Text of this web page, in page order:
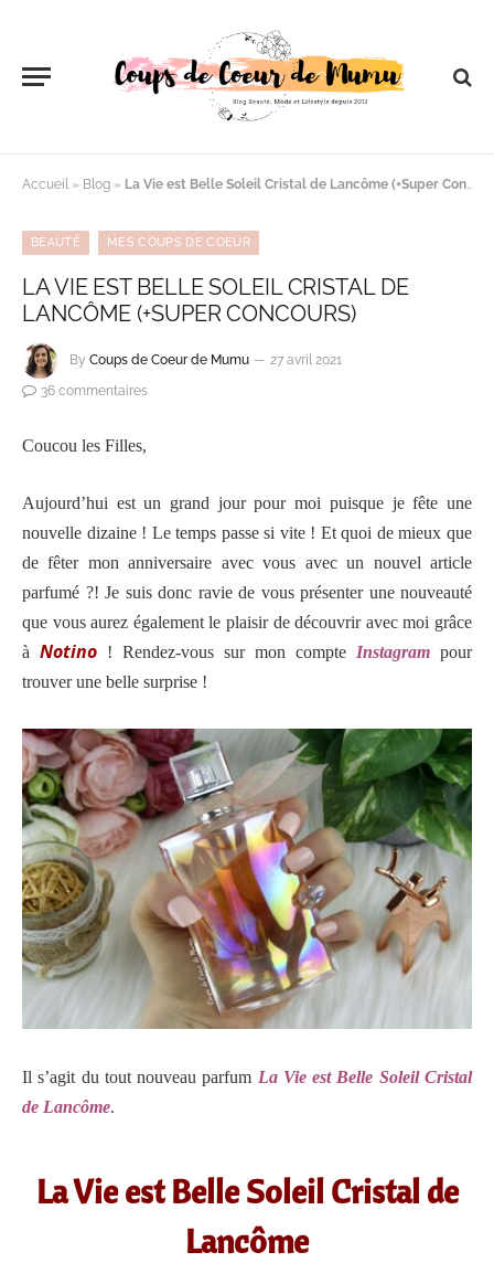
Accueil » Blog » La Vie est Belle Soleil Cristal de Lancôme (+Super Concours)
BEAUTÉ MES COUPS DE COEUR
LA VIE EST BELLE SOLEIL CRISTAL DE
LANCÔME (+SUPER CONCOURS)
By Coups de Coeur de Mumu
27 avril 2021
36 commentaires
Coucou les Filles,
Aujourd’hui est un grand jour pour moi puisque je fête une
nouvelle dizaine ! Le temps passe si vite ! Et quoi de mieux que
de fêter mon anniversaire avec vous avec un nouvel article
parfumé ?! Je suis donc ravie de vous présenter une nouveauté
que vous aurez également le plaisir de découvrir avec moi grâce
à Notino ! Rendez-vous sur mon compte Instagram pour
trouver une belle surprise !
Il s’agit du tout nouveau parfum La Vie est Belle Soleil Cristal
de Lancôme.
La Vie est Belle Soleil Cristal de
Lancôme